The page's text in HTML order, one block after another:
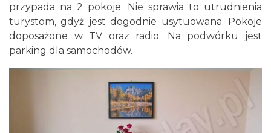
przypada na 2 pokoje. Nie sprawia to utrudnienia
turystom, gdyż jest dogodnie usytuowana. Pokoje
doposażone w TV oraz radio. Na podwórku jest
parking dla samochodów.